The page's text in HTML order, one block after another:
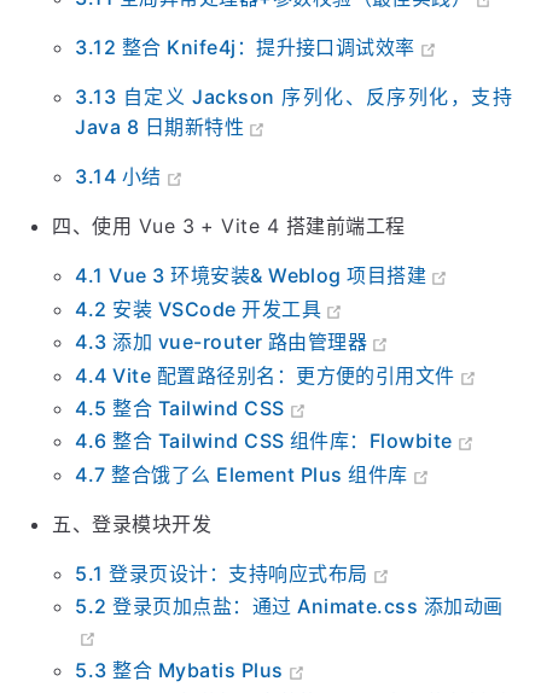
3.11 全局异常处理器+参数校验（最佳实践）
3.12 整合 Knife4j：提升接口调试效率
3.13 自定义 Jackson 序列化、反序列化，支持
Java 8 日期新特性
3.14 小结
四、使用 Vue 3 + Vite 4 搭建前端工程
4.1 Vue 3 环境安装& Weblog 项目搭建
4.2 安装 VSCode 开发工具
4.3 添加 vue-router 路由管理器
4.4 Vite 配置路径别名：更方便的引用文件
4.5 整合 Tailwind CSS
4.6 整合 Tailwind CSS 组件库：Flowbite
4.7 整合饿了么 Element Plus 组件库
五、登录模块开发
5.1 登录页设计：支持响应式布局
5.2 登录页加点盐：通过 Animate.css 添加动画